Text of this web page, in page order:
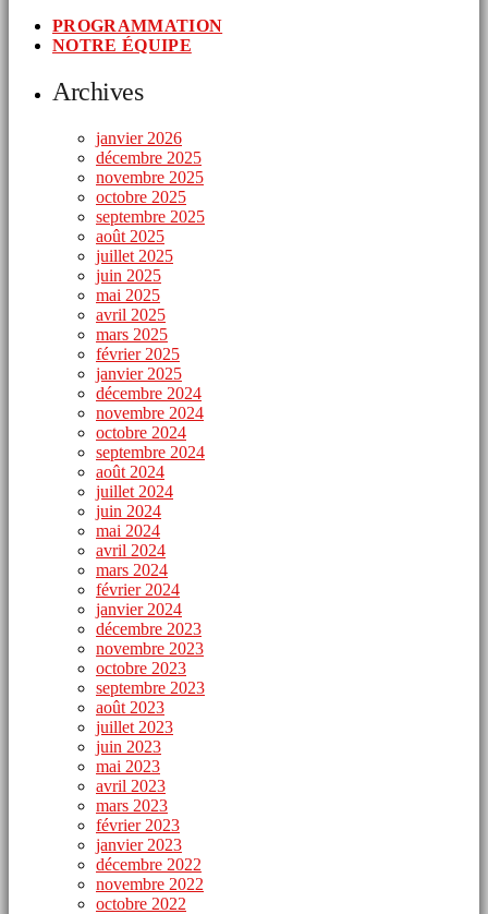
PROGRAMMATION
NOTRE ÉQUIPE
Archives
janvier 2026
décembre 2025
novembre 2025
octobre 2025
septembre 2025
août 2025
juillet 2025
juin 2025
mai 2025
avril 2025
mars 2025
février 2025
janvier 2025
décembre 2024
novembre 2024
octobre 2024
septembre 2024
août 2024
juillet 2024
juin 2024
mai 2024
avril 2024
mars 2024
février 2024
janvier 2024
décembre 2023
novembre 2023
octobre 2023
septembre 2023
août 2023
juillet 2023
juin 2023
mai 2023
avril 2023
mars 2023
février 2023
janvier 2023
décembre 2022
novembre 2022
octobre 2022